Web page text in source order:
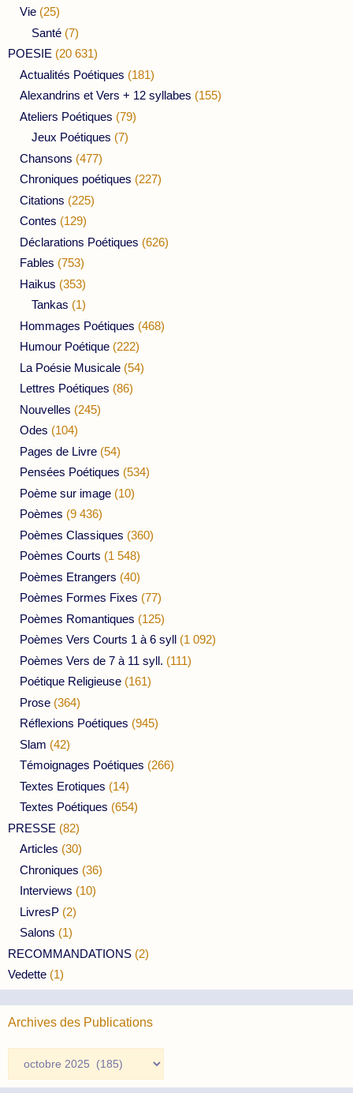
Vie (25)
Santé (7)
POESIE (20 631)
Actualités Poétiques (181)
Alexandrins et Vers + 12 syllabes (155)
Ateliers Poétiques (79)
Jeux Poétiques (7)
Chansons (477)
Chroniques poétiques (227)
Citations (225)
Contes (129)
Déclarations Poétiques (626)
Fables (753)
Haikus (353)
Tankas (1)
Hommages Poétiques (468)
Humour Poétique (222)
La Poésie Musicale (54)
Lettres Poétiques (86)
Nouvelles (245)
Odes (104)
Pages de Livre (54)
Pensées Poétiques (534)
Poème sur image (10)
Poèmes (9 436)
Poèmes Classiques (360)
Poèmes Courts (1 548)
Poèmes Etrangers (40)
Poèmes Formes Fixes (77)
Poèmes Romantiques (125)
Poèmes Vers Courts 1 à 6 syll (1 092)
Poèmes Vers de 7 à 11 syll. (111)
Poétique Religieuse (161)
Prose (364)
Réflexions Poétiques (945)
Slam (42)
Témoignages Poétiques (266)
Textes Erotiques (14)
Textes Poétiques (654)
PRESSE (82)
Articles (30)
Chroniques (36)
Interviews (10)
LivresP (2)
Salons (1)
RECOMMANDATIONS (2)
Vedette (1)
Archives des Publications
des
Publications